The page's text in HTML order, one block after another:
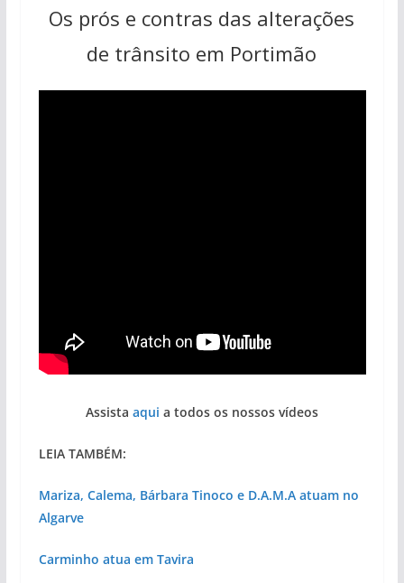
Os prós e contras das alterações
de trânsito em Portimão
Assista aqui a todos os nossos vídeos
LEIA TAMBÉM:
Mariza, Calema, Bárbara Tinoco e D.A.M.A atuam no
Algarve
Carminho atua em Tavira